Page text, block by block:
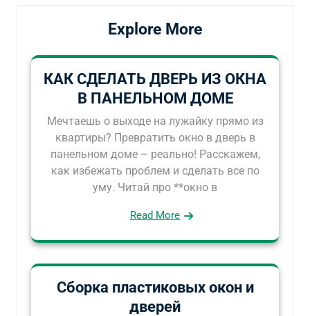
Explore More
КАК СДЕЛАТЬ ДВЕРЬ ИЗ ОКНА
В ПАНЕЛЬНОМ ДОМЕ
Мечтаешь о выходе на лужайку прямо из
квартиры? Превратить окно в дверь в
панельном доме – реально! Расскажем,
как избежать проблем и сделать все по
уму. Читай про **окно в
Read More
Сборка пластиковых окон и
дверей